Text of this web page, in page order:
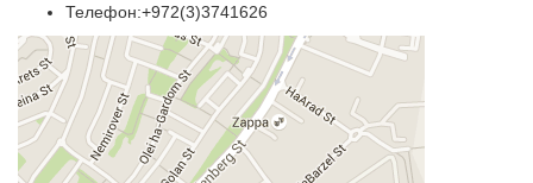
Телефон:+972(3)3741626